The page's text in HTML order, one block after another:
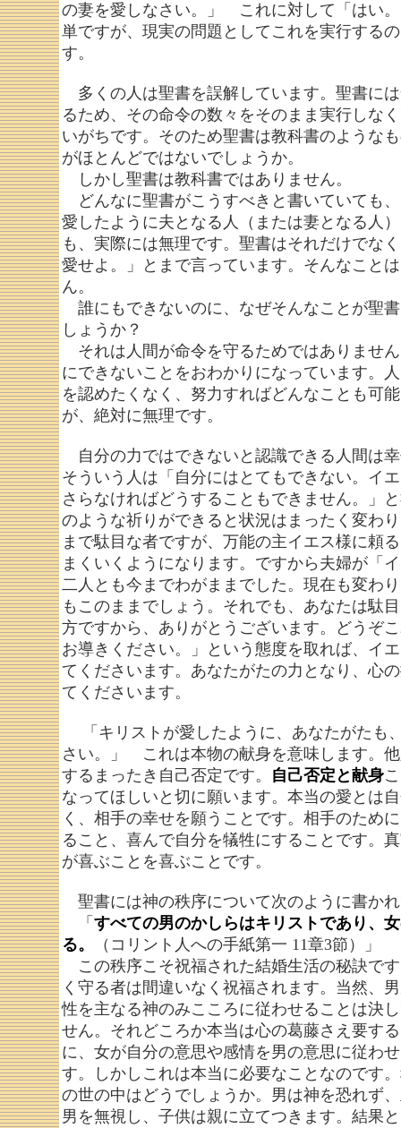
の妻を愛しなさい。」 これに対して「はい
単ですが、現実の問題としてこれを実行する
す。
多くの人は聖書を誤解しています。聖書に
るため、その命令の数々をそのまま実行しな
いがちです。そのため聖書は教科書のような
がほとんどではないでしょうか。
しかし聖書は教科書ではありません。
どんなに聖書がこうすべきと書いていても
愛したように夫となる人（または妻となる人
も、実際には無理です。聖書はそれだけでな
愛せよ。」とまで言っています。そんなこと
ん。
誰にもできないのに、なぜそんなことが聖
しょうか？
それは人間が命令を守るためではありませ
にできないことをおわかりになっています。
を認めたくなく、努力すればどんなことも可
が、絶対に無理です。
自分の力ではできないと認識できる人間は
そういう人は「自分にはとてもできない。イ
さらなければどうすることもできません。」
のような祈りができると状況はまったく変わ
まで駄目な者ですが、万能の主イエス様に頼
まくいくようになります。ですから夫婦が「
二人とも今までわがままでした。現在も変わ
もこのままでしょう。それでも、あなたは駄
方ですから、ありがとうございます。どうぞ
お導きください。」という態度を取れば、イ
てくださいます。あなたがたの力となり、心
てくださいます。
「キリストが愛したように、あなたがたも
さい。」 これは本物の献身を意味します。
するまったき自己否定です。
自己否定と献身
なってほしいと切に願います。本当の愛とは
く、相手の幸せを願うことです。相手のため
ること、喜んで自分を犠牲にすることです。
が喜ぶことを喜ぶことです。
聖書には神の秩序について次のように書か
「 すべての男のかしらはキリストであり、
る。
（コリント人への手紙第一 11章3節）」
この秩序こそ祝福された結婚生活の秘訣で
く守る者は間違いなく祝福されます。当然、
性を主なる神のみこころに従わせることは決
せん。それどころか本当は心の葛藤さえ要す
に、女が自分の意思や感情を男の意思に従わ
す。しかしこれは本当に必要なことなのです
の世の中はどうでしょうか。男は神を恐れず
男を無視し、子供は親に立てつきます。結果